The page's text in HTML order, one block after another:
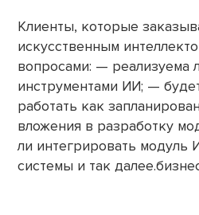
Клиенты, которые
искусственным
вопросами: — реализуема
инструментами ИИ; —
работать как
вложения в разработку
ли интегрировать
системы и так